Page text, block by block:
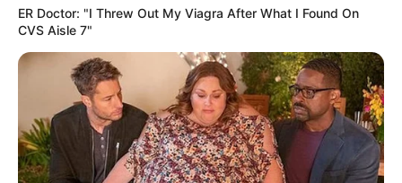
mindenben kivette a részét.
A Szombathelyi rendőrségen százszor
próbálkoztunk: telefonon, személyesen.
Mindig másra adták az utat, hívjam ezt hívjam azt a
számot, pillanat vissza hívnak stb… Személyesen
ER Doctor: "I Threw Out My Viagra After What I Found On
CVS Aisle 7"